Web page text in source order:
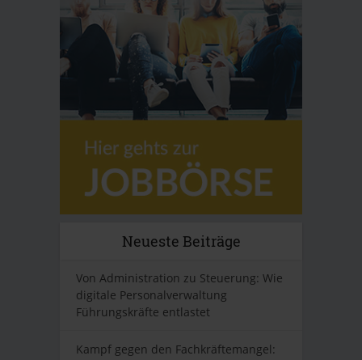
Neueste Beiträge
Von Administration zu Steuerung: Wie
digitale Personalverwaltung
Führungskräfte entlastet
Kampf gegen den Fachkräftemangel: